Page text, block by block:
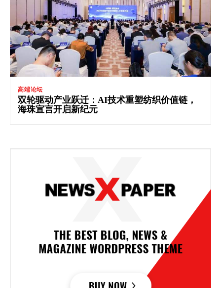
高端论坛
双轮驱动产业跃迁：AI技术重塑纺织价值链，
海珠宣言开启新纪元